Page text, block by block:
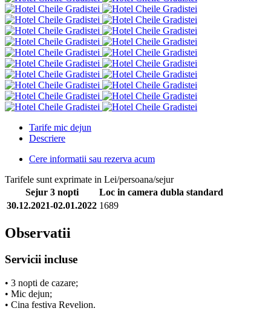
Tarife mic dejun
Descriere
Cere informatii sau rezerva acum
Tarifele sunt exprimate in Lei/persoana/sejur
Sejur 3 nopti
Loc in camera dubla standard
30.12.2021-02.01.2022 1689
Observatii
Servicii incluse
• 3 nopti de cazare;
• Mic dejun;
• Cina festiva Revelion.